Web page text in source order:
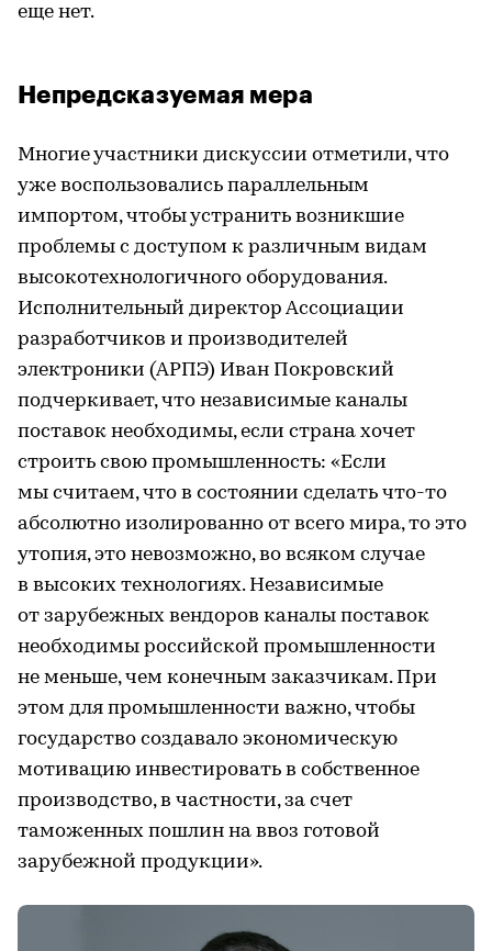
еще нет.
Непредсказуемая мера
Многие участники дискуссии отметили, что
уже воспользовались параллельным
импортом, чтобы устранить возникшие
проблемы с доступом к различным видам
высокотехнологичного оборудования.
Исполнительный директор Ассоциации
разработчиков и производителей
электроники (АРПЭ) Иван Покровский
подчеркивает, что независимые каналы
поставок необходимы, если страна хочет
строить свою промышленность: «Если
мы считаем, что в состоянии сделать что-то
абсолютно изолированно от всего мира, то это
утопия, это невозможно, во всяком случае
в высоких технологиях. Независимые
от зарубежных вендоров каналы поставок
необходимы российской промышленности
не меньше, чем конечным заказчикам. При
этом для промышленности важно, чтобы
государство создавало экономическую
мотивацию инвестировать в собственное
производство, в частности, за счет
таможенных пошлин на ввоз готовой
зарубежной продукции».